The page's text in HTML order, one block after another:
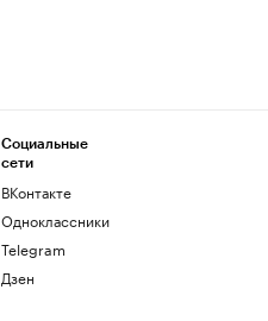
Социальные
сети
ВКонтакте
Одноклассники
Telegram
Дзен